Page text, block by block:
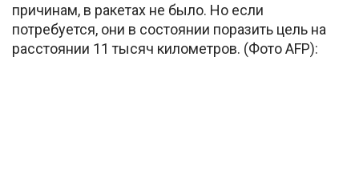
причинам, в ракетах не было. Но если
потребуется, они в состоянии поразить цель на
расстоянии 11 тысяч километров. (Фото AFP):